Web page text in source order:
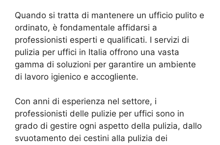
Quando si tratta di mantenere un ufficio pulito e
ordinato, è fondamentale affidarsi a
professionisti esperti e qualificati. I servizi di
pulizia per uffici in Italia offrono una vasta
gamma di soluzioni per garantire un ambiente
di lavoro igienico e accogliente.
Con anni di esperienza nel settore, i
professionisti delle pulizie per uffici sono in
grado di gestire ogni aspetto della pulizia, dallo
svuotamento dei cestini alla pulizia dei